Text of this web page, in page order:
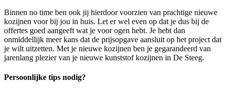
Binnen no time ben ook jij hierdoor voorzien van prachtige nieuwe
kozijnen voor bij jou in huis. Let er wel even op dat je dus bij de
offertes goed aangeeft wat je voor ogen hebt. Je hebt dan
onmiddellijk meer kans dat de prijsopgave aansluit op het project dat
je wilt uitzetten. Met je nieuwe kozijnen ben je gegarandeerd van
jarenlang plezier van je nieuwe kunststof kozijnen in De Steeg.
Persoonlijke tips nodig?